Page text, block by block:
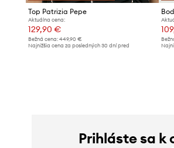
Top Patrizia Pepe
Aktuálna cena:
129,90 €
Bežná cena: 449,90 €
Najnižšia cena za posledných 30 dní pred
Prihláste sa k